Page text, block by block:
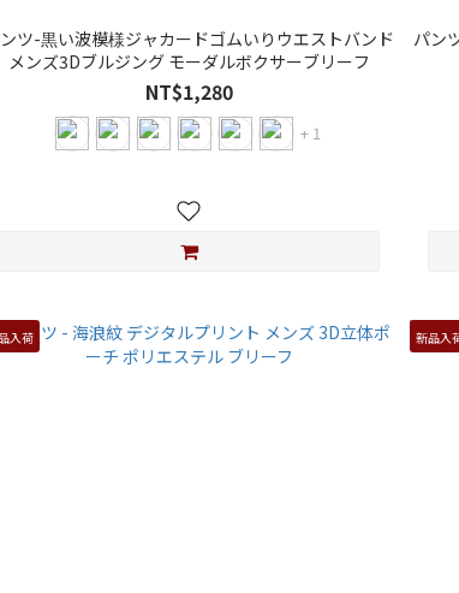
ツ-黒い波模様ジャカードゴムいりウエストバンド
メンズ3Dブルジング モーダルボクサーブリーフ
NT$1,280
+ 1
パン
入荷 新品入